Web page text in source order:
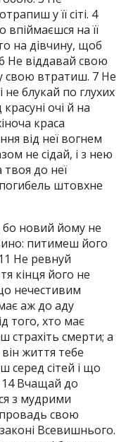
у її сіті. 4
впіймаєшся на її
на дівчину, щоб
Не віддавай свою
свою втратиш. 7 Не
не блукай по глухих
очі й на
краса
від неї вогнем
не сідай, і з нею
до неї
штовхне
бо новий йому не
питимеш його
Не ревнуй
кінця його не
нечестивим
аж до аду
того, хто має
страхіть смерти; а
життя тебе
серед сітей і що
Вчащай до
з мудрими
свою
Всевишнього.